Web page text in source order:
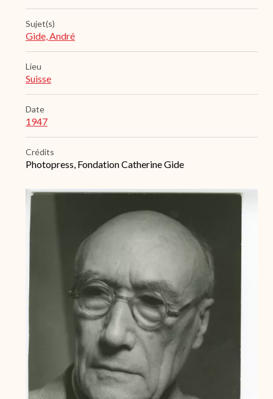
Sujet(s)
Gide, André
Lieu
Suisse
Date
1947
Crédits
Photopress, Fondation Catherine Gide
Archive